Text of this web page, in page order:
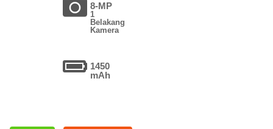
8-MP
1
Belakang
Kamera
1450
mAh